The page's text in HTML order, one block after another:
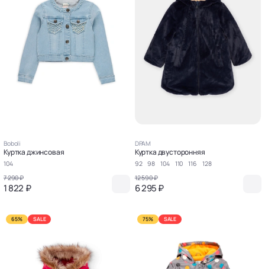
Boboli
Куртка джинсовая
104
7 290 ₽
1 822 ₽
DPAM
Куртка двусторонняя
92 98 104 110 116
128
12 590 ₽
6 295 ₽
65% SALE 75% SALE